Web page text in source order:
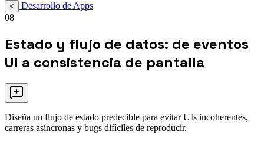
<
Desarrollo de Apps
08
Estado y flujo de datos: de eventos
UI a consistencia de pantalla
Diseña un flujo de estado predecible para evitar UIs incoherentes,
carreras asíncronas y bugs difíciles de reproducir.